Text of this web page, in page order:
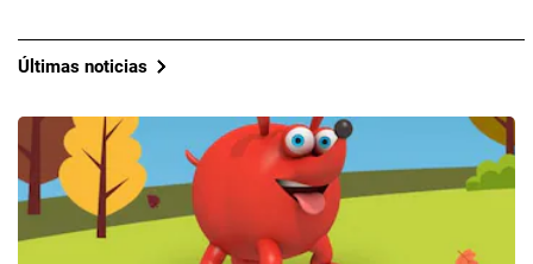
Últimas noticias